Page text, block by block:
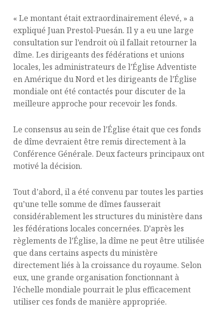
« Le montant était extraordinairement élevé, » a
expliqué Juan Prestol-Puesán. Il y a eu une large
consultation sur l’endroit où il fallait retourner la
dîme. Les dirigeants des fédérations et unions
locales, les administrateurs de l’Église Adventiste
en Amérique du Nord et les dirigeants de l’Église
mondiale ont été contactés pour discuter de la
meilleure approche pour recevoir les fonds.
Le consensus au sein de l’Église était que ces fonds
de dîme devraient être remis directement à la
Conférence Générale. Deux facteurs principaux ont
motivé la décision.
Tout d’abord, il a été convenu par toutes les parties
qu’une telle somme de dîmes fausserait
considérablement les structures du ministère dans
les fédérations locales concernées. D’après les
règlements de l’Église, la dîme ne peut être utilisée
que dans certains aspects du ministère
directement liés à la croissance du royaume. Selon
eux, une grande organisation fonctionnant à
l’échelle mondiale pourrait le plus efficacement
utiliser ces fonds de manière appropriée.